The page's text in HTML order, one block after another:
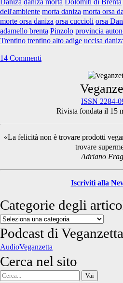
Daniza daniza morta Dolomiti di Brenta
dell'ambiente morta daniza morta orsa
morte orsa daniza orsa cuccioli orsa
adamello brenta Pinzolo provincia
Trentino trentino alto adige uccisa
14 Commenti
Sidebar
ISSN 2284-
Rivista fondata il 15
«La felicità non è trovare prodotti
trovare
Adriano
Iscriviti alla
Categorie degli
Categorie
degli
articoli
Podcast di Veganzetta
AudioVeganzetta
Cerca nel sito
Cerca